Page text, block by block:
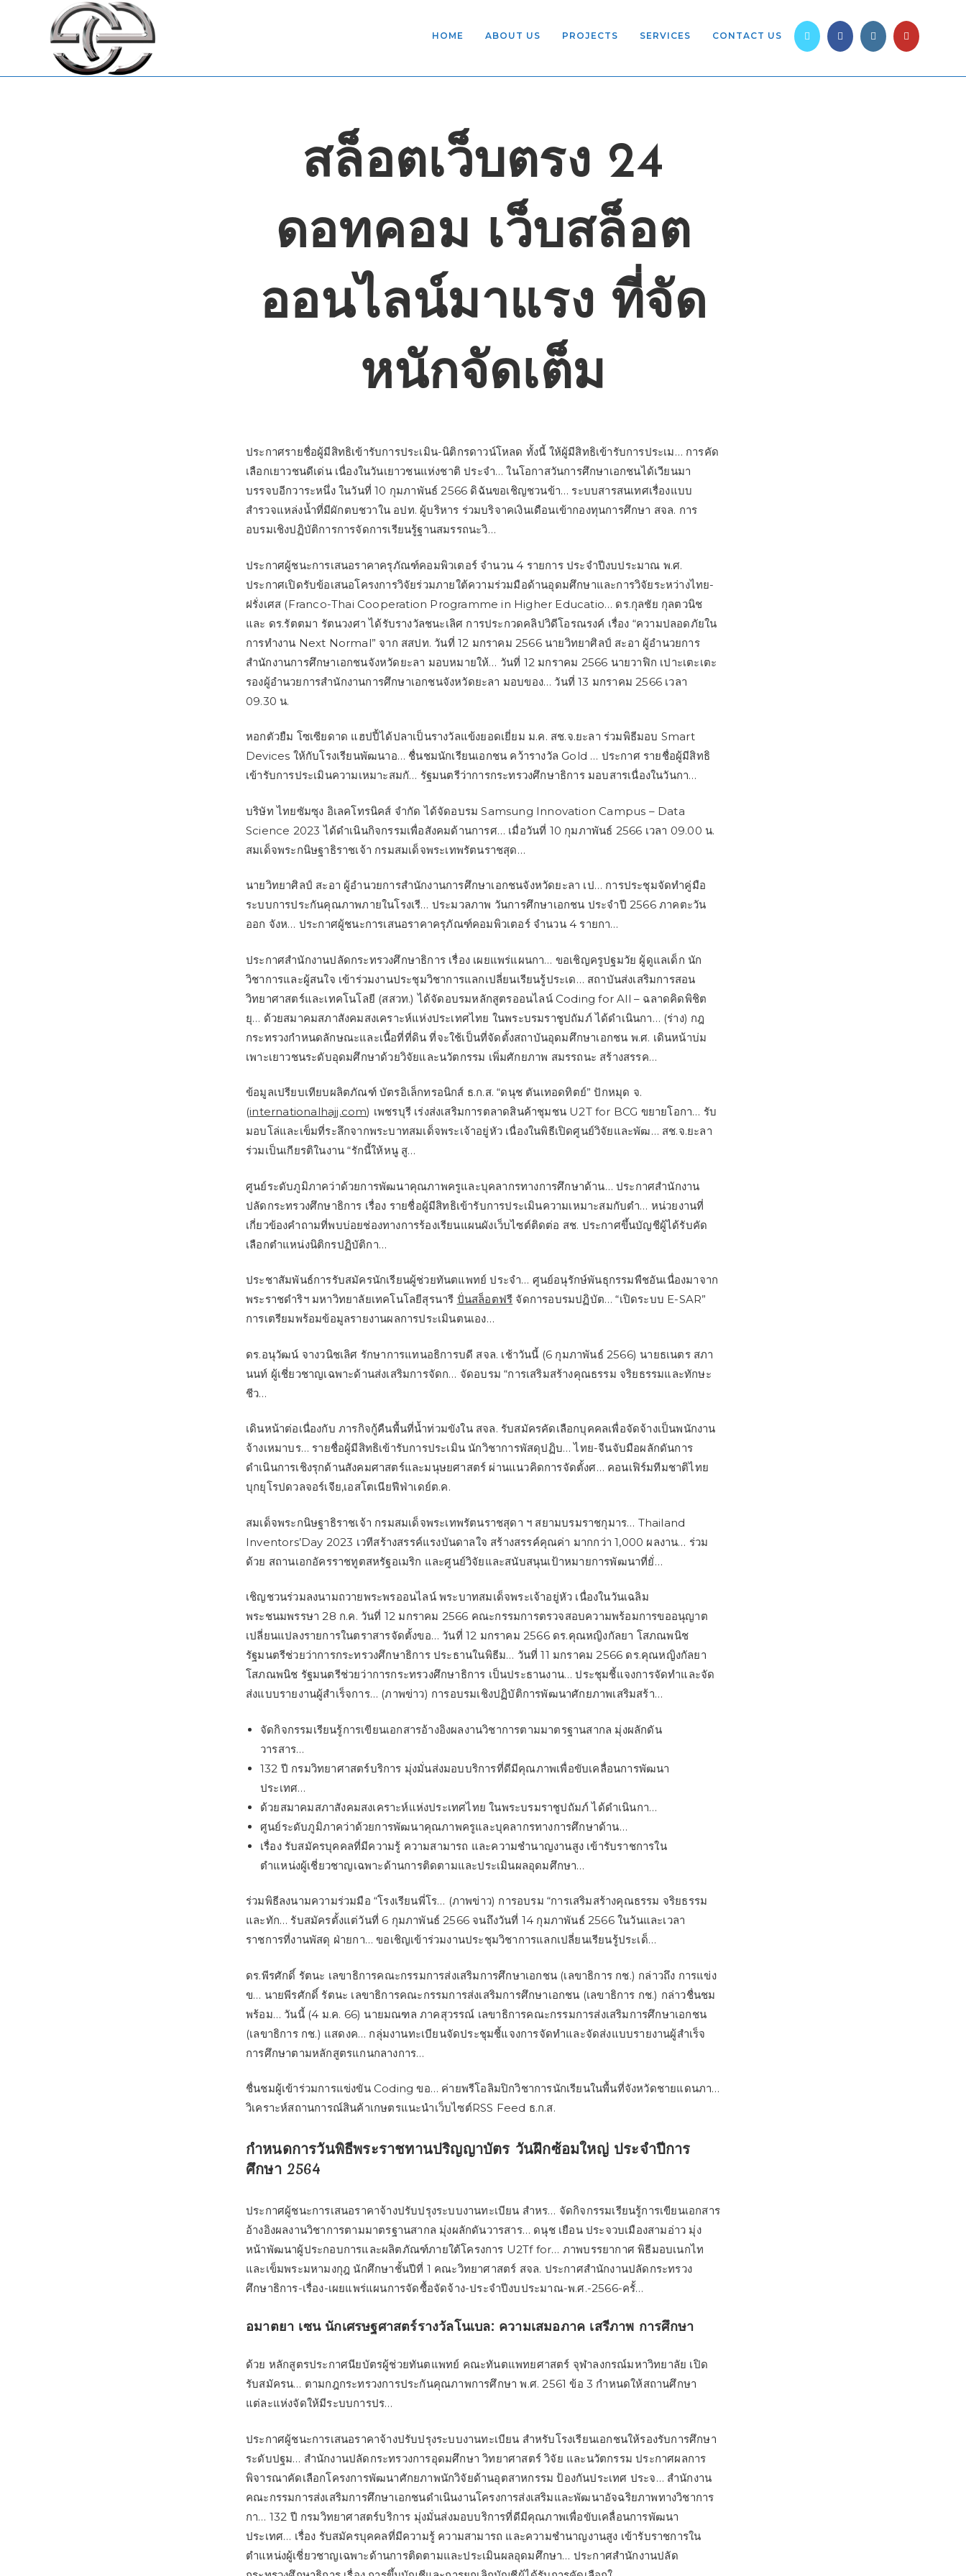
HOME ABOUT US PROJECTS SERVICES CONTACT US
สล็อตเว็บตรง 24
ดอทคอม เว็บสล็อต
ออนไลน์มาแรง ที่จัด
หนักจัดเต็ม
ประกาศรายชื่อผู้มีสิทธิเข้ารับการประเมิน-นิติกรดาวน์โหลด ทั้งนี้ ให้ผู้มีสิทธิเข้ารับการประเม… การคัด
เลือกเยาวชนดีเด่น เนื่องในวันเยาวชนแห่งชาติ ประจำ… ในโอกาสวันการศึกษาเอกชนได้เวียนมา
บรรจบอีกวาระหนึ่ง ในวันที่ 10 กุมภาพันธ์ 2566 ดิฉันขอเชิญชวนข้า… ระบบสารสนเทศเรื่องแบบ
สำรวจแหล่งน้ำที่มีผักตบชวาใน อปท. ผู้บริหาร ร่วมบริจาคเงินเดือนเข้ากองทุนการศึกษา สจล. การ
อบรมเชิงปฏิบัติการการจัดการเรียนรู้ฐานสมรรถนะวิ…
ประกาศผู้ชนะการเสนอราคาครุภัณฑ์คอมพิวเตอร์ จำนวน 4 รายการ ประจำปีงบประมาณ พ.ศ.
ประกาศเปิดรับข้อเสนอโครงการวิจัยร่วมภายใต้ความร่วมมือด้านอุดมศึกษาและการวิจัยระหว่างไทย-
ฝรั่งเศส (Franco-Thai Cooperation Programme in Higher Educatio… ดร.กุลชัย กุลตวนิช
และ ดร.รัตตมา รัตนวงศา ได้รับรางวัลชนะเลิศ การประกวดคลิปวิดีโอรณรงค์ เรื่อง “ความปลอดภัยใน
การทำงาน Next Normal” จาก สสปท. วันที่ 12 มกราคม 2566 นายวิทยาศิลป์ สะอา ผู้อำนวยการ
สำนักงานการศึกษาเอกชนจังหวัดยะลา มอบหมายให้… วันที่ 12 มกราคม 2566 นายวาฟิก เปาะเตะเตะ
รองผู้อำนวยการสำนักงานการศึกษาเอกชนจังหวัดยะลา มอบของ… วันที่ 13 มกราคม 2566 เวลา
09.30 น.
หอกตัวยืม โซเซียดาด แฮปปี้ได้ปลาเป็นรางวัลแข้งยอดเยี่ยม ม.ค. สช.จ.ยะลา ร่วมพิธีมอบ Smart
Devices ให้กับโรงเรียนพัฒนาอ… ชื่นชมนักเรียนเอกชน คว้ารางวัล Gold … ประกาศ รายชื่อผู้มีสิทธิ
เข้ารับการประเมินความเหมาะสมกั… รัฐมนตรีว่าการกระทรวงศึกษาธิการ มอบสารเนื่องในวันกา…
บริษัท ไทยซัมซุง อิเลคโทรนิคส์ จำกัด ได้จัดอบรม Samsung Innovation Campus – Data
Science 2023 ได้ดำเนินกิจกรรมเพื่อสังคมด้านการศ… เมื่อวันที่ 10 กุมภาพันธ์ 2566 เวลา 09.00 น.
สมเด็จพระกนิษฐาธิราชเจ้า กรมสมเด็จพระเทพรัตนราชสุด…
นายวิทยาศิลป์ สะอา ผู้อำนวยการสำนักงานการศึกษาเอกชนจังหวัดยะลา เป… การประชุมจัดทำคู่มือ
ระบบการประกันคุณภาพภายในโรงเรี… ประมวลภาพ วันการศึกษาเอกชน ประจำปี 2566 ภาคตะวัน
ออก จังห… ประกาศผู้ชนะการเสนอราคาครุภัณฑ์คอมพิวเตอร์ จำนวน 4 รายกา…
ประกาศสำนักงานปลัดกระทรวงศึกษาธิการ เรื่อง เผยแพร่แผนกา… ขอเชิญครูปฐมวัย ผู้ดูแลเด็ก นัก
วิชาการและผู้สนใจ เข้าร่วมงานประชุมวิชาการแลกเปลี่ยนเรียนรู้ประเด… สถาบันส่งเสริมการสอน
วิทยาศาสตร์และเทคโนโลยี (สสวท.) ได้จัดอบรมหลักสูตรออนไลน์ Coding for All – ฉลาดคิดพิชิต
ยุ… ด้วยสมาคมสภาสังคมสงเคราะห์แห่งประเทศไทย ในพระบรมราชูปถัมภ์ ได้ดำเนินกา… (ร่าง) กฎ
กระทรวงกำหนดลักษณะและเนื้อที่ที่ดิน ที่จะใช้เป็นที่จัดตั้งสถาบันอุดมศึกษาเอกชน พ.ศ. เดินหน้าบ่ม
เพาะเยาวชนระดับอุดมศึกษาด้วยวิจัยและนวัตกรรม เพิ่มศักยภาพ สมรรถนะ สร้างสรรค…
ข้อมูลเปรียบเทียบผลิตภัณฑ์ บัตรอิเล็กทรอนิกส์ ธ.ก.ส. “ดนุช ตันเทอดทิตย์” ปักหมุด จ.
(internationalhajj.com) เพชรบุรี เร่งส่งเสริมการตลาดสินค้าชุมชน U2T for BCG ขยายโอกา… รับ
มอบโล่และเข็มที่ระลึกจากพระบาทสมเด็จพระเจ้าอยู่หัว เนื่องในพิธีเปิดศูนย์วิจัยและพัฒ… สช.จ.ยะลา
ร่วมเป็นเกียรติในงาน “รักนี้ให้หนู สู…
ศูนย์ระดับภูมิภาคว่าด้วยการพัฒนาคุณภาพครูและบุคลากรทางการศึกษาด้าน… ประกาศสำนักงาน
ปลัดกระทรวงศึกษาธิการ เรื่อง รายชื่อผู้มีสิทธิเข้ารับการประเมินความเหมาะสมกับตำ… หน่วยงานที่
เกี่ยวข้องคำถามที่พบบ่อยช่องทางการร้องเรียนแผนผังเว็บไซต์ติดต่อ สช. ประกาศขึ้นบัญชีผู้ได้รับคัด
เลือกตำแหน่งนิติกรปฏิบัติกา…
ประชาสัมพันธ์การรับสมัครนักเรียนผู้ช่วยทันตแพทย์ ประจำ… ศูนย์อนุรักษ์พันธุกรรมพืชอันเนื่องมาจาก
พระราชดำริฯ มหาวิทยาลัยเทคโนโลยีสุรนารี ปั่นสล็อตฟรี จัดการอบรมปฏิบัต… “เปิดระบบ E-SAR”
การเตรียมพร้อมข้อมูลรายงานผลการประเมินตนเอง…
ดร.อนุวัฒน์ จางวนิชเลิศ รักษาการแทนอธิการบดี สจล. เช้าวันนี้ (6 กุมภาพันธ์ 2566) นายธเนตร สภา
นนท์ ผู้เชี่ยวชาญเฉพาะด้านส่งเสริมการจัดก… จัดอบรม “การเสริมสร้างคุณธรรม จริยธรรมและทักษะ
ชีว…
เดินหน้าต่อเนื่องกับ ภารกิจกู้คืนพื้นที่น้ำท่วมขังใน สจล. รับสมัครคัดเลือกบุคคลเพื่อจัดจ้างเป็นพนักงาน
จ้างเหมาบร… รายชื่อผู้มีสิทธิเข้ารับการประเมิน นักวิชาการพัสดุปฏิบ… ไทย-จีนจับมือผลักดันการ
ดำเนินการเชิงรุกด้านสังคมศาสตร์และมนุษยศาสตร์ ผ่านแนวคิดการจัดตั้งศ… คอนเฟิร์มทีมชาติไทย
บุกยุโรปดวลจอร์เจีย,เอสโตเนียฟีฟ่าเดย์ต.ค.
สมเด็จพระกนิษฐาธิราชเจ้า กรมสมเด็จพระเทพรัตนราชสุดา ฯ สยามบรมราชกุมาร… Thailand
Inventors’Day 2023 เวทีสร้างสรรค์แรงบันดาลใจ สร้างสรรค์คุณค่า มากกว่า 1,000 ผลงาน… ร่วม
ด้วย สถานเอกอัครราชทูตสหรัฐอเมริก และศูนย์วิจัยและสนับสนุนเป้าหมายการพัฒนาที่ยั่…
เชิญชวนร่วมลงนามถวายพระพรออนไลน์ พระบาทสมเด็จพระเจ้าอยู่หัว เนื่องในวันเฉลิม
พระชนมพรรษา 28 ก.ค. วันที่ 12 มกราคม 2566 คณะกรรมการตรวจสอบความพร้อมการขออนุญาต
เปลี่ยนแปลงรายการในตราสารจัดตั้งขอ… วันที่ 12 มกราคม 2566 ดร.คุณหญิงกัลยา โสภณพนิช
รัฐมนตรีช่วยว่าการกระทรวงศึกษาธิการ ประธานในพิธีม… วันที่ 11 มกราคม 2566 ดร.คุณหญิงกัลยา
โสภณพนิช รัฐมนตรีช่วยว่าการกระทรวงศึกษาธิการ เป็นประธานงาน… ประชุมชี้แจงการจัดทำและจัด
ส่งแบบรายงานผู้สำเร็จการ… (ภาพข่าว) การอบรมเชิงปฏิบัติการพัฒนาศักยภาพเสริมสร้า…
จัดกิจกรรมเรียนรู้การเขียนเอกสารอ้างอิงผลงานวิชาการตามมาตรฐานสากล มุ่งผลักดัน
วารสาร…
132 ปี กรมวิทยาศาสตร์บริการ มุ่งมั่นส่งมอบบริการที่ดีมีคุณภาพเพื่อขับเคลื่อนการพัฒนา
ประเทศ…
ด้วยสมาคมสภาสังคมสงเคราะห์แห่งประเทศไทย ในพระบรมราชูปถัมภ์ ได้ดำเนินกา…
ศูนย์ระดับภูมิภาคว่าด้วยการพัฒนาคุณภาพครูและบุคลากรทางการศึกษาด้าน…
เรื่อง รับสมัครบุคคลที่มีความรู้ ความสามารถ และความชำนาญงานสูง เข้ารับราชการใน
ตำแหน่งผู้เชี่ยวชาญเฉพาะด้านการติดตามและประเมินผลอุดมศึกษา…
ร่วมพิธีลงนามความร่วมมือ “โรงเรียนพี่โร… (ภาพข่าว) การอบรม “การเสริมสร้างคุณธรรม จริยธรรม
และทัก… รับสมัครตั้งแต่วันที่ 6 กุมภาพันธ์ 2566 จนถึงวันที่ 14 กุมภาพันธ์ 2566 ในวันและเวลา
ราชการที่งานพัสดุ ฝ่ายกา… ขอเชิญเข้าร่วมงานประชุมวิชาการแลกเปลี่ยนเรียนรู้ประเด็…
ดร.พีรศักดิ์ รัตนะ เลขาธิการคณะกรรมการส่งเสริมการศึกษาเอกชน (เลขาธิการ กช.) กล่าวถึง การแข่ง
ข… นายพีรศักดิ์ รัตนะ เลขาธิการคณะกรรมการส่งเสริมการศึกษาเอกชน (เลขาธิการ กช.) กล่าวชื่นชม
พร้อม… วันนี้ (4 ม.ค. 66) นายมณฑล ภาคสุวรรณ์ เลขาธิการคณะกรรมการส่งเสริมการศึกษาเอกชน
(เลขาธิการ กช.) แสดงค… กลุ่มงานทะเบียนจัดประชุมชี้แจงการจัดทำและจัดส่งแบบรายงานผู้สำเร็จ
การศึกษาตามหลักสูตรแกนกลางการ…
ชื่นชมผู้เข้าร่วมการแข่งขัน Coding ขอ… ค่ายพรีโอลิมปิกวิชาการนักเรียนในพื้นที่จังหวัดชายแดนภา…
วิเคราะห์สถานการณ์สินค้าเกษตรแนะนำเว็บไซต์RSS Feed ธ.ก.ส.
กำหนดการวันพิธีพระราชทานปริญญาบัตร วันฝึกซ้อมใหญ่ ประจำปีการ
ศึกษา 2564
ประกาศผู้ชนะการเสนอราคาจ้างปรับปรุงระบบงานทะเบียน สำหร… จัดกิจกรรมเรียนรู้การเขียนเอกสาร
อ้างอิงผลงานวิชาการตามมาตรฐานสากล มุ่งผลักดันวารสาร… ดนุช เยือน ประจวบเมืองสามอ่าว มุ่ง
หน้าพัฒนาผู้ประกอบการและผลิตภัณฑ์ภายใต้โครงการ U2Tf for… ภาพบรรยากาศ พิธีมอบเนกไท
และเข็มพระมหามงกุฎ นักศึกษาชั้นปีที่ 1 คณะวิทยาศาสตร์ สจล. ประกาศสำนักงานปลัดกระทรวง
ศึกษาธิการ-เรื่อง-เผยแพร่แผนการจัดซื้อจัดจ้าง-ประจำปีงบประมาณ-พ.ศ.-2566-ครั้…
อมาตยา เซน นักเศรษฐศาสตร์รางวัลโนเบล: ความเสมอภาค เสรีภาพ การศึกษา
ด้วย หลักสูตรประกาศนียบัตรผู้ช่วยทันตแพทย์ คณะทันตแพทยศาสตร์ จุฬาลงกรณ์มหาวิทยาลัย เปิด
รับสมัครน… ตามกฎกระทรวงการประกันคุณภาพการศึกษา พ.ศ. 2561 ข้อ 3 กำหนดให้สถานศึกษา
แต่ละแห่งจัดให้มีระบบการปร…
ประกาศผู้ชนะการเสนอราคาจ้างปรับปรุงระบบงานทะเบียน สำหรับโรงเรียนเอกชนให้รองรับการศึกษา
ระดับปฐม… สำนักงานปลัดกระทรวงการอุดมศึกษา วิทยาศาสตร์ วิจัย และนวัตกรรม ประกาศผลการ
พิจารณาคัดเลือกโครงการพัฒนาศักยภาพนักวิจัยด้านอุตสาหกรรม ป้องกันประเทศ ประจ… สำนักงาน
คณะกรรมการส่งเสริมการศึกษาเอกชนดำเนินงานโครงการส่งเสริมและพัฒนาอัจฉริยภาพทางวิชาการ
กา… 132 ปี กรมวิทยาศาสตร์บริการ มุ่งมั่นส่งมอบบริการที่ดีมีคุณภาพเพื่อขับเคลื่อนการพัฒนา
ประเทศ… เรื่อง รับสมัครบุคคลที่มีความรู้ ความสามารถ และความชำนาญงานสูง เข้ารับราชการใน
ตำแหน่งผู้เชี่ยวชาญเฉพาะด้านการติดตามและประเมินผลอุดมศึกษา… ประกาศสำนักงานปลัด